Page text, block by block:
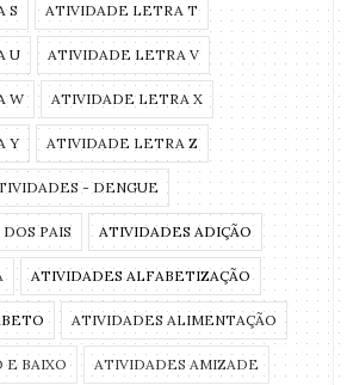
S ATIVIDADE LETRA T
U ATIVIDADE LETRA V
W ATIVIDADE LETRA X
Y ATIVIDADE LETRA Z
- DENGUE
PAIS ATIVIDADES ADIÇÃO
ATIVIDADES ALFABETIZAÇÃO
ATIVIDADES ALIMENTAÇÃO
E BAIXO ATIVIDADES AMIZADE